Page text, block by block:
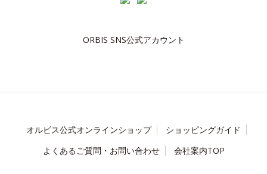
ORBIS SNS公式アカウント
オルビス公式オンラインショップ
ショッピングガイド
よくあるご質問・お問い合わせ
会社案内TOP